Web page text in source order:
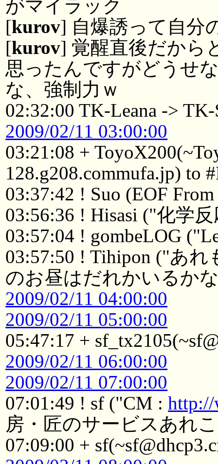
がマイラック
[kurov] 自爆誘って自分
[kurov] 覚醒直後だから
思ったんですがどうせ
な、強制力ｗ
02:32:00 TK-Leana -> TK-
2009/02/11 03:00:00
03:21:08 +
128.g208.commufa.jp) to
03:37:42 ! Suo (EOF
03:56:36 ! Hisasi ("化学
03:57:04 ! gombeLOG
03:57:50 ! Tihipon ("あ
のお昼はだれかいるか
2009/02/11 04:00:00
2009/02/11 05:00:00
05:47:17 +
2009/02/11 06:00:00
2009/02/11 07:00:00
07:01:49 ! sf ("CM :http://
房・匠のサービスあれ
07:09:00 +